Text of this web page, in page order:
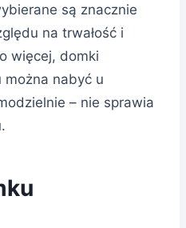
są znacznie
na trwałość i
więcej, domki
nabyć u
– nie sprawia